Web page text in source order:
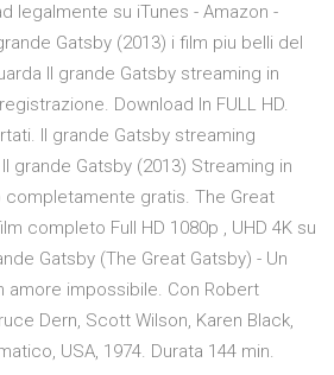
legalmente su iTunes - Amazon -
Gatsby (2013) i film piu belli del
Il grande Gatsby streaming in
Download In FULL HD.
Il grande Gatsby streaming
grande Gatsby (2013) Streaming in
completamente gratis. The Great
completo Full HD 1080p , UHD 4K su
Gatsby (The Great Gatsby) - Un
amore impossibile. Con Robert
Dern, Scott Wilson, Karen Black,
USA, 1974. Durata 144 min.